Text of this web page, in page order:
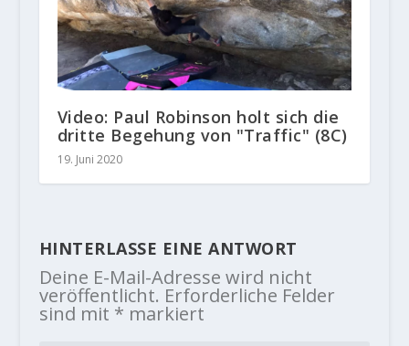
Video: Paul Robinson holt sich die
dritte Begehung von "Traffic" (8C)
19. Juni 2020
HINTERLASSE EINE ANTWORT
Deine E-Mail-Adresse wird nicht
veröffentlicht. Erforderliche Felder
sind mit * markiert